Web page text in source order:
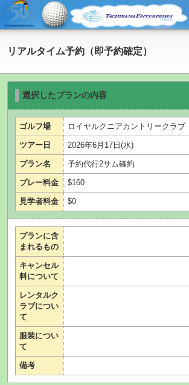
リアルタイム予約（即予約確定）
選択したプランの内容
ゴルフ場 ロイヤルクニアカントリークラブ
ツアー日 2026年6月17日(水)
プラン名 予約代行2サム確約
プレー料金 $160
見学者料金 $0
プランに含
まれるもの
キャンセル
料について
レンタルク
ラブについ
て
服装につい
て
備考